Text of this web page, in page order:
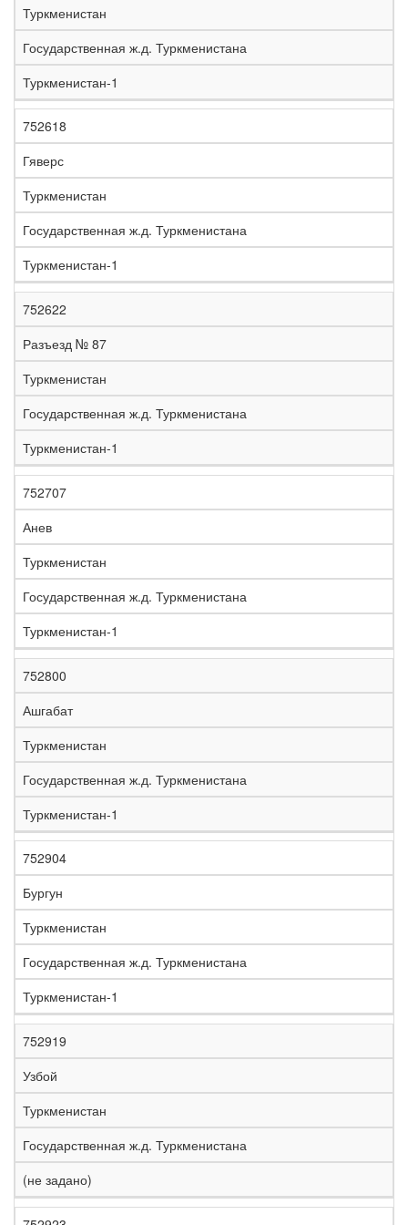
Туркменистан
Государственная ж.д. Туркменистана
Туркменистан-1
752618
Гяверс
Туркменистан
Государственная ж.д. Туркменистана
Туркменистан-1
752622
Разъезд № 87
Туркменистан
Государственная ж.д. Туркменистана
Туркменистан-1
752707
Анев
Туркменистан
Государственная ж.д. Туркменистана
Туркменистан-1
752800
Ашгабат
Туркменистан
Государственная ж.д. Туркменистана
Туркменистан-1
752904
Бургун
Туркменистан
Государственная ж.д. Туркменистана
Туркменистан-1
752919
Узбой
Туркменистан
Государственная ж.д. Туркменистана
(не задано)